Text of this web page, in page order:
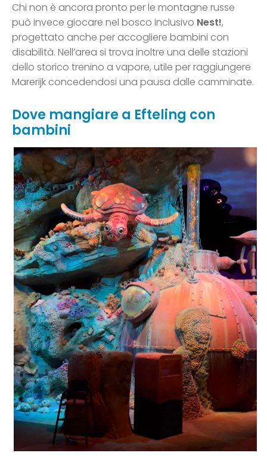
Chi non è ancora pronto per le montagne russe
può invece giocare nel bosco inclusivo Nest!,
progettato anche per accogliere bambini con
disabilità. Nell’area si trova inoltre una delle stazioni
dello storico trenino a vapore, utile per raggiungere
Marerijk concedendosi una pausa dalle camminate.
Dove mangiare a Efteling con
bambini